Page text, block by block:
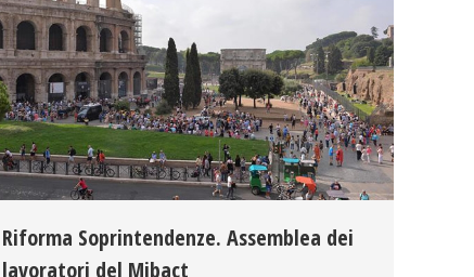
Riforma Soprintendenze. Assemblea dei
lavoratori del Mibact